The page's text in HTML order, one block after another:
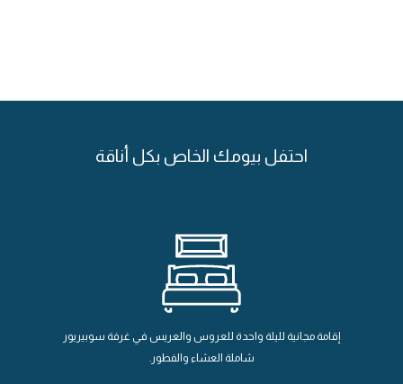
احتفل بيومك الخاص بكل أناقة
إقامة مجانية لليلة واحدة للعروس والعريس في غرفة سوبيريور
شاملة العشاء والفطور.